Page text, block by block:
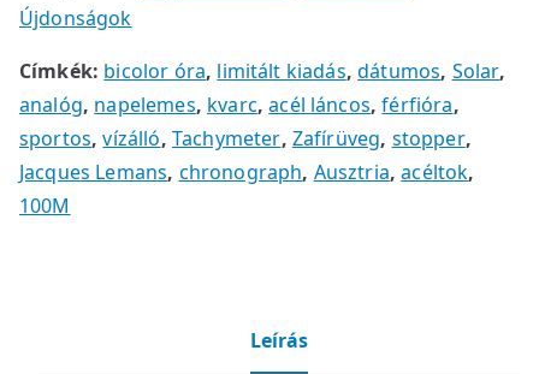
Újdonságok
Címkék: bicolor óra, limitált kiadás,dátumos, Solar,
analóg, napelemes, kvarc,acél láncos,férfióra,
sportos,vízálló, Tachymeter, Zafírüveg, stopper,
Jacques Lemans, chronograph, Ausztria,acéltok,
100M
Leírás